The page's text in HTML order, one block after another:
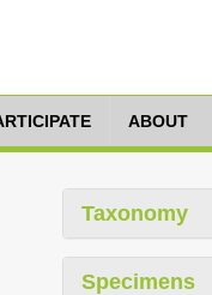
ABOUT
Taxonomy
Specimens